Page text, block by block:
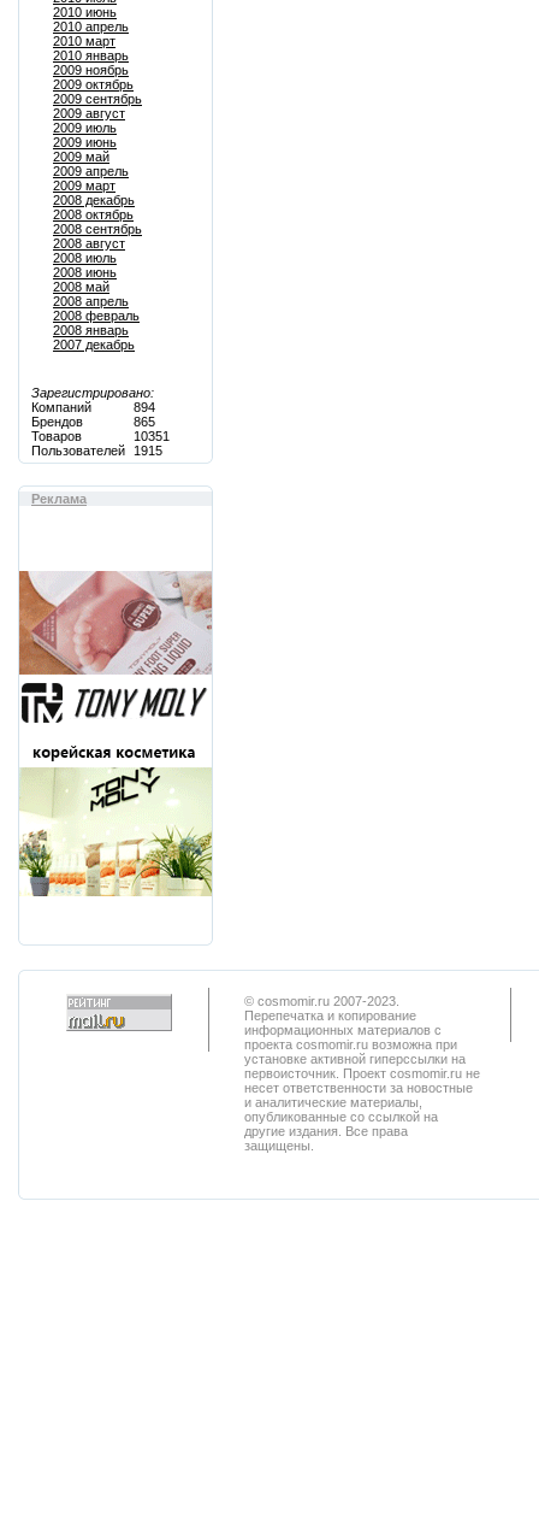
2010 июнь
2010 апрель
2010 март
2010 январь
2009 ноябрь
2009 октябрь
2009 сентябрь
2009 август
2009 июль
2009 июнь
2009 май
2009 апрель
2009 март
2008 декабрь
2008 октябрь
2008 сентябрь
2008 август
2008 июль
2008 июнь
2008 май
2008 апрель
2008 февраль
2008 январь
2007 декабрь
Зарегистрировано:
Компаний
894
Брендов
865
Товаров
10351
Пользователей
1915
Реклама
© cosmomir.ru 2007-2023.
Перепечатка и копирование
информационных материалов с
проекта cosmomir.ru возможна при
установке активной гиперссылки на
первоисточник. Проект cosmomir.ru не
несет ответственности за новостные
и аналитические материалы,
опубликованные со ссылкой на
другие издания. Все права
защищены.